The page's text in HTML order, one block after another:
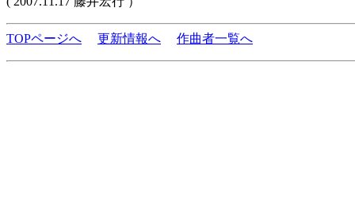
TOPページへ 更新情報へ 作曲者一覧へ